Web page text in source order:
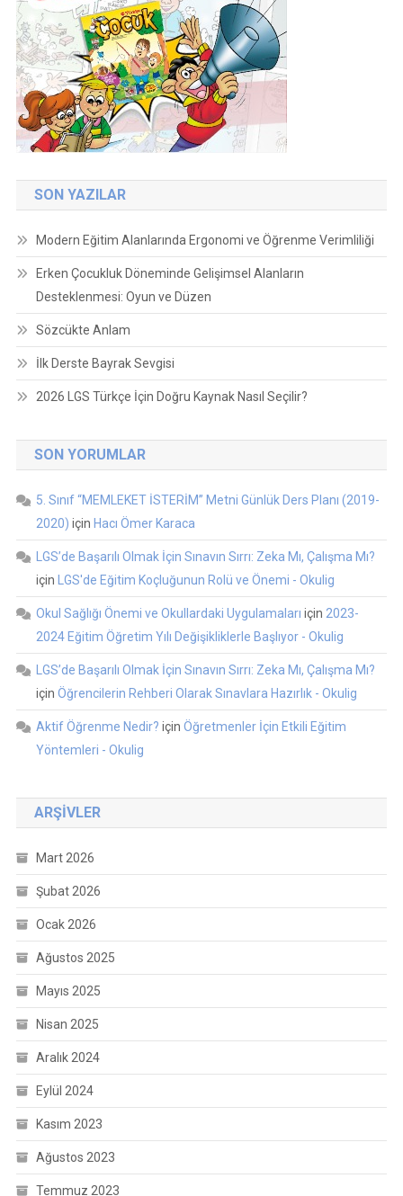
SON YAZILAR
Modern Eğitim Alanlarında Ergonomi ve Öğrenme Verimliliği
Erken Çocukluk Döneminde Gelişimsel Alanların
Desteklenmesi: Oyun ve Düzen
Sözcükte Anlam
İlk Derste Bayrak Sevgisi
2026 LGS Türkçe İçin Doğru Kaynak Nasıl Seçilir?
SON YORUMLAR
5. Sınıf “MEMLEKET İSTERİM” Metni Günlük Ders Planı (2019-
2020) için Hacı Ömer Karaca
LGS’de Başarılı Olmak İçin Sınavın Sırrı: Zeka Mı, Çalışma Mı?
için
LGS'de Eğitim Koçluğunun Rolü ve Önemi - Okulig
Okul Sağlığı Önemi ve Okullardaki Uygulamaları için 2023-
2024 Eğitim Öğretim Yılı Değişikliklerle Başlıyor - Okulig
LGS’de Başarılı Olmak İçin Sınavın Sırrı: Zeka Mı, Çalışma Mı?
için Öğrencilerin Rehberi Olarak Sınavlara Hazırlık - Okulig
Aktif Öğrenme Nedir? için Öğretmenler İçin Etkili Eğitim
Yöntemleri - Okulig
ARŞIVLER
Mart 2026
Şubat 2026
Ocak 2026
Ağustos 2025
Mayıs 2025
Nisan 2025
Aralık 2024
Eylül 2024
Kasım 2023
Ağustos 2023
Temmuz 2023